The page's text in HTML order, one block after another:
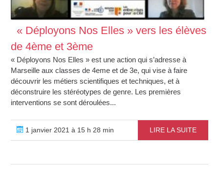
« Déployons Nos Elles » vers les élèves
de 4ème et 3ème
« Déployons Nos Elles » est une action qui s’adresse à
Marseille aux classes de 4eme et de 3e, qui vise à faire
découvrir les métiers scientifiques et techniques, et à
déconstruire les stéréotypes de genre. Les premières
interventions se sont déroulées...
1 janvier 2021 à 15 h 28 min LIRE LA SUITE